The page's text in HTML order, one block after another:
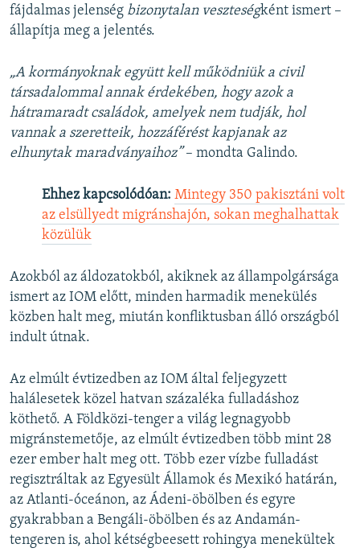
fájdalmas jelenség bizonytalan veszteségként ismert –
állapítja meg a jelentés.
„A kormányoknak együtt kell működniük a civil
társadalommal annak érdekében, hogy azok a
hátramaradt családok, amelyek nem tudják, hol
vannak a szeretteik, hozzáférést kapjanak az
elhunytak maradványaihoz”– mondta Galindo.
Ehhez kapcsolódóan: Mintegy 350 pakisztáni volt
az elsüllyedt migránshajón, sokan meghalhattak
közülük
Azokból az áldozatokból, akiknek az állampolgársága
ismert az IOM előtt, minden harmadik menekülés
közben halt meg, miután konfliktusban álló országból
indult útnak.
Az elmúlt évtizedben az IOM által feljegyzett
halálesetek közel hatvan százaléka fulladáshoz
köthető. A Földközi-tenger a világ legnagyobb
migránstemetője, az elmúlt évtizedben több mint 28
ezer ember halt meg ott. Több ezer vízbe fulladást
regisztráltak az Egyesült Államok és Mexikó határán,
az Atlanti-óceánon, az Ádeni-öbölben és egyre
gyakrabban a Bengáli-öbölben és az Andamán-
tengeren is, ahol kétségbeesett rohingya menekültek